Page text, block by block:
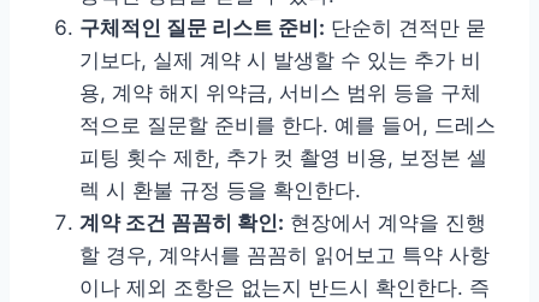
구체적인 질문 리스트 준비: 단순히 견적만 묻
기보다, 실제 계약 시 발생할 수 있는 추가 비
용, 계약 해지 위약금, 서비스 범위 등을 구체
적으로 질문할 준비를 한다. 예를 들어, 드레스
피팅 횟수 제한, 추가 컷 촬영 비용, 보정본 셀
렉 시 환불 규정 등을 확인한다.
계약 조건 꼼꼼히 확인: 현장에서 계약을 진행
할 경우, 계약서를 꼼꼼히 읽어보고 특약 사항
이나 제외 조항은 없는지 반드시 확인한다. 즉